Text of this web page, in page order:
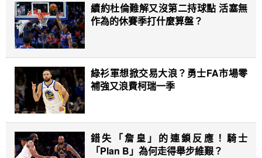
續約杜倫難解又沒第二持球點 活塞無
作為的休賽季打什麼算盤？
綠衫軍想掀交易大浪？勇士FA市場零
補強又浪費柯瑞一季
錯失「詹皇」的連鎖反應！騎士
「Plan B」為何走得舉步維艱？